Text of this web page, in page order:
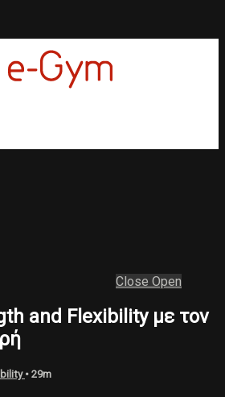
Close Open
and Flexibility με τον
• 29m